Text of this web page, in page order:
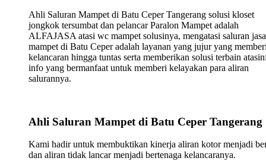
Ahli Saluran Mampet di Batu Ceper Tangerang solusi kloset
jongkok tersumbat dan pelancar Paralon Mampet adalah
ALFAJASA atasi wc mampet solusinya, mengatasi saluran jasa
mampet di Batu Ceper adalah layanan yang jujur yang
kelancaran hingga tuntas serta memberikan solusi terbain
info yang bermanfaat untuk memberi kelayakan para aliran
salurannya.
Ahli Saluran Mampet di Batu Ceper Tangerang
Kami hadir untuk membuktikan kinerja aliran kotor menjadi
dan aliran tidak lancar menjadi bertenaga kelancaranya.